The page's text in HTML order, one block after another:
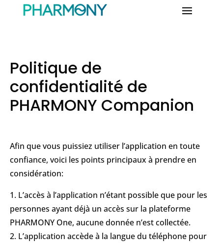
Politique de
confidentialité de
PHARMONY Companion
Afin que vous puissiez utiliser l’application en toute
confiance, voici les points principaux à prendre en
considération:
1. L’accès à l’application n’étant possible que pour les
personnes ayant déjà un accès sur la plateforme
PHARMONY One, aucune donnée n’est collectée.
2. L’application accède à la langue du téléphone pour